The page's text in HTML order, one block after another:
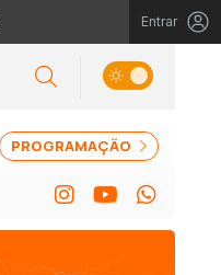
Entrar
PROGRAMAÇÃO